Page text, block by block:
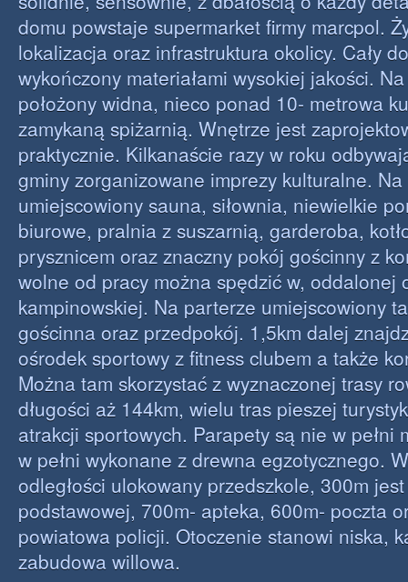
domu powstaje supermarket firmy marcpol.
lokalizacja oraz infrastruktura okolicy. Cały
wykończony materiałami wysokiej jakości.
położony widna, nieco ponad 10- metrowa
zamykaną spiżarnią. Wnętrze jest
praktycznie. Kilkanaście razy w roku
gminy zorganizowane imprezy kulturalne.
umiejscowiony sauna, siłownia, niewielkie
biurowe, pralnia z suszarnią, garderoba,
prysznicem oraz znaczny pokój gościnny z
wolne od pracy można spędzić w, oddalonej
kampinowskiej. Na parterze umiejscowiony
gościnna oraz przedpokój. 1,5km dalej
ośrodek sportowy z fitness clubem a także
Można tam skorzystać z wyznaczonej trasy
długości aż 144km, wielu tras pieszej
atrakcji sportowych. Parapety są nie w pełni
w pełni wykonane z drewna egzotycznego.
odległości ulokowany przedszkole, 300m jest
podstawowej, 700m- apteka, 600m- poczta
powiatowa policji. Otoczenie stanowi niska,
zabudowa willowa.